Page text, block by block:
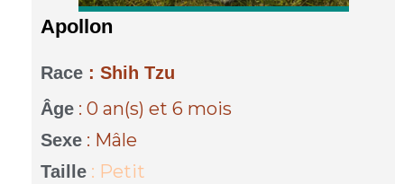
Apollon
Race : Shih Tzu
Âge : 0 an(s)et 6 mois
Sexe : Mâle
Taille : Petit